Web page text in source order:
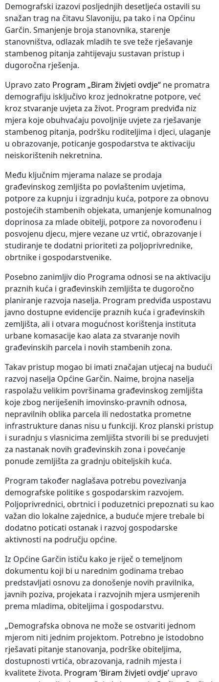
Demografski izazovi posljednjih desetljeća ostavili su
snažan trag na čitavu Slavoniju, pa tako i na Općinu
Garčin. Smanjenje broja stanovnika, starenje
stanovništva, odlazak mladih te sve teže rješavanje
stambenog pitanja zahtijevaju sustavan pristup i
dugoročna rješenja.
Upravo zato Program „Biram živjeti ovdje“ ne promatra
demografiju isključivo kroz jednokratne potpore, već
kroz stvaranje uvjeta za život. Program predviđa niz
mjera koje obuhvaćaju povoljnije uvjete za rješavanje
stambenog pitanja, podršku roditeljima i djeci, ulaganje
u obrazovanje, poticanje gospodarstva te aktivaciju
neiskorištenih nekretnina.
Među ključnim mjerama nalaze se prodaja
građevinskog zemljišta po povlaštenim uvjetima,
potpore za kupnju i izgradnju kuća, potpore za obnovu
postojećih stambenih objekata, umanjenje komunalnog
doprinosa za mlade obitelji, potpore za novorođenu i
posvojenu djecu, mjere vezane uz vrtić, obrazovanje i
studiranje te dodatni prioriteti za poljoprivrednike,
obrtnike i gospodarstvenike.
Posebno zanimljiv dio Programa odnosi se na aktivaciju
praznih kuća i građevinskih zemljišta te dugoročno
planiranje razvoja naselja. Program predviđa uspostavu
javno dostupne evidencije praznih kuća i građevinskih
zemljišta, ali i otvara mogućnost korištenja instituta
urbane komasacije kao alata za stvaranje novih
građevinskih parcela i novih stambenih zona.
Takav pristup mogao bi imati značajan utjecaj na budući
razvoj naselja Općine Garčin. Naime, brojna naselja
raspolažu velikim površinama građevinskog zemljišta
koje zbog neriješenih imovinsko-pravnih odnosa,
nepravilnih oblika parcela ili nedostatka prometne
infrastrukture danas nisu u funkciji. Kroz planski pristup
i suradnju s vlasnicima zemljišta stvorili bi se preduvjeti
za nastanak novih građevinskih zona i povećanje
ponude zemljišta za gradnju obiteljskih kuća.
Program također naglašava potrebu povezivanja
demografske politike s gospodarskim razvojem.
Poljoprivrednici, obrtnici i poduzetnici prepoznati su kao
važan dio lokalne zajednice, a buduće mjere trebale bi
dodatno poticati ostanak i razvoj gospodarske
aktivnosti na području općine.
Iz Općine Garčin ističu kako je riječ o temeljnom
dokumentu koji bi u narednim godinama trebao
predstavljati osnovu za donošenje novih pravilnika,
javnih poziva, projekata i razvojnih mjera usmjerenih
prema mladima, obiteljima i gospodarstvu.
„Demografska obnova ne može se ostvariti jednom
mjerom niti jednim projektom. Potrebno je istodobno
rješavati pitanje stanovanja, podrške obiteljima,
dostupnosti vrtića, obrazovanja, radnih mjesta i
kvalitete života. Program ‘Biram živjeti ovdje’ upravo